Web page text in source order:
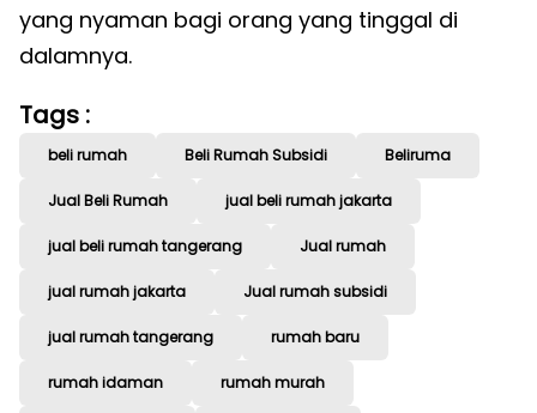
yang nyaman bagi orang yang tinggal di
dalamnya.
Tags :
beli rumah Beli Rumah Subsidi Beliruma
Jual Beli Rumah jual beli rumah jakarta
jual beli rumah tangerang Jual rumah
jual rumah jakarta Jual rumah subsidi
jual rumah tangerang rumah baru
rumah idaman rumah murah